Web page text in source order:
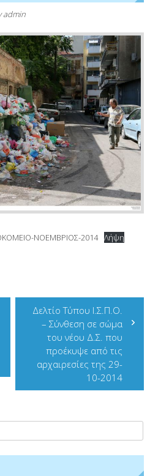
admin
ΝΟΕΜΒΡΙΟΣ-2014 Λήψη
Δελτίο Τύπου Ι.Σ.Π.Ο.
– Σύνθεση σε σώμα
του νέου Δ.Σ. που
προέκυψε από τις
αρχαιρεσίες της 29-
10-2014